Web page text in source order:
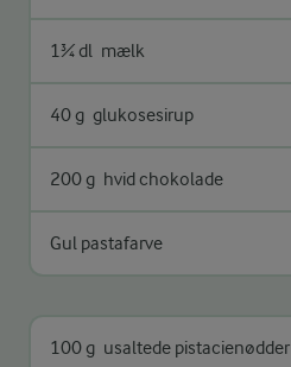
1¾ dl mælk
40 g glukosesirup
200 g hvid chokolade
Gul pastafarve
100 g usaltede pistacienødder